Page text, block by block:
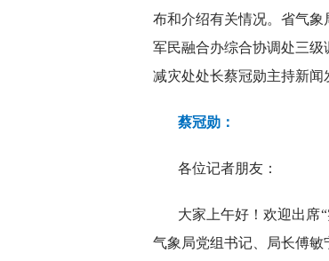
布和介绍有关情况。省气
军民融合办综合协调处三
减灾处处长蔡冠勋主持新闻
蔡冠勋：
各位记者朋友：
大家上午好！欢迎出席
气象局党组书记、局长傅